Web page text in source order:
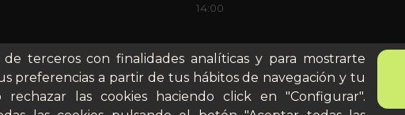
de terceros con finalidades analíticas y para mostrarte
preferencias a partir de tus hábitos de navegación y tu
las cookies haciendo click en "Configurar".
14:00